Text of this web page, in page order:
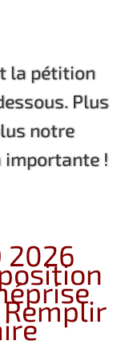
la pétition
Plus
notre
importante !
2026